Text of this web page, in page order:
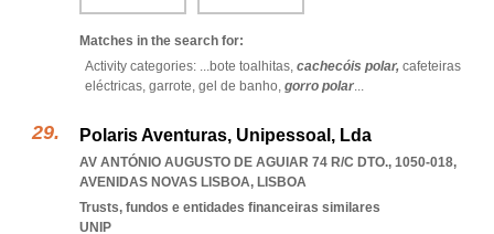
Matches in the search for:
Activity categories: ...bote toalhitas, cachecóis polar, cafeteiras
eléctricas, garrote, gel de banho, gorro polar...
Polaris Aventuras, Unipessoal, Lda
AV ANTÓNIO AUGUSTO DE AGUIAR 74 R/C DTO., 1050-018,
AVENIDAS NOVAS LISBOA, LISBOA
Trusts, fundos e entidades financeiras similares
UNIP